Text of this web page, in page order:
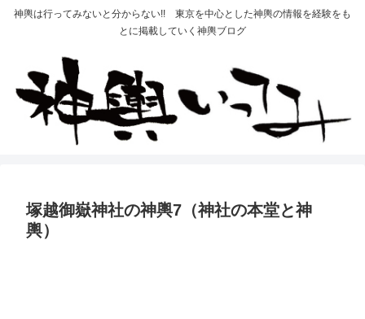
神輿は行ってみないと分からない!! 東京を中心とした神輿の情報を経験をも
とに掲載していく神輿ブログ
塚越御嶽神社の神輿7（神社の本堂と神
輿）